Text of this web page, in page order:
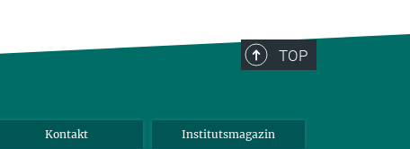
TOP
Kontakt Institutsmagazin